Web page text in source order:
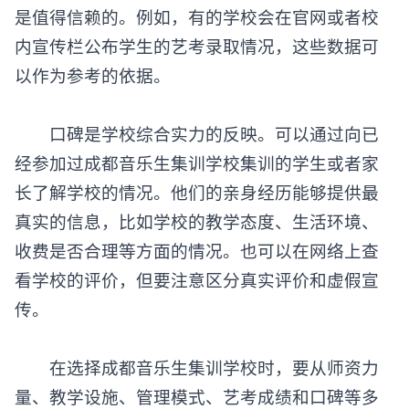
是值得信赖的。例如，有的学校会在官网或者校
内宣传栏公布学生的艺考录取情况，这些数据可
以作为参考的依据。
口碑是学校综合实力的反映。可以通过向已
经参加过成都音乐生集训学校集训的学生或者家
长了解学校的情况。他们的亲身经历能够提供最
真实的信息，比如学校的教学态度、生活环境、
收费是否合理等方面的情况。也可以在网络上查
看学校的评价，但要注意区分真实评价和虚假宣
传。
在选择成都音乐生集训学校时，要从师资力
量、教学设施、管理模式、艺考成绩和口碑等多